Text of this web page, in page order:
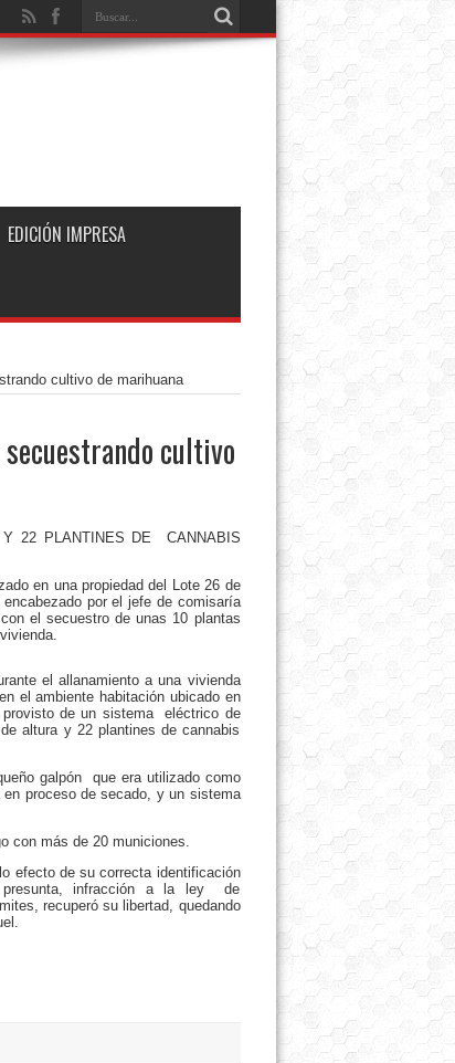
EDICIÓN IMPRESA
cultivo de marihuana
cultivo
Y 22 PLANTINES DE CANNABIS
en una propiedad del Lote 26 de
por el jefe de comisaría
el secuestro de unas 10 plantas
el allanamiento a una vivienda
el ambiente habitación ubicado en
provisto de un sistema eléctrico de
altura y 22 plantines de cannabis
galpón que era utilizado como
proceso de secado, y un sistema
con más de 20 municiones.
efecto de su correcta identificación
infracción a la ley de
recuperó su libertad, quedando